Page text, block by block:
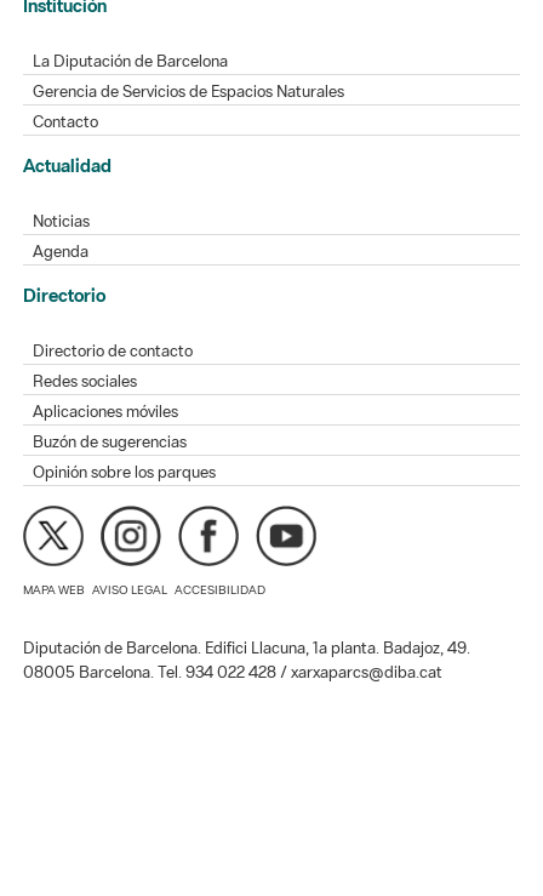
Institución
La Diputación de Barcelona
Gerencia de Servicios de Espacios Naturales
Contacto
Actualidad
Noticias
Agenda
Directorio
Directorio de contacto
Redes sociales
Aplicaciones móviles
Buzón de sugerencias
Opinión sobre los parques
MAPA WEB AVISO LEGAL ACCESIBILIDAD
Diputación de Barcelona. Edifici Llacuna, 1a planta. Badajoz, 49.
08005 Barcelona. Tel. 934 022 428 / xarxaparcs@diba.cat